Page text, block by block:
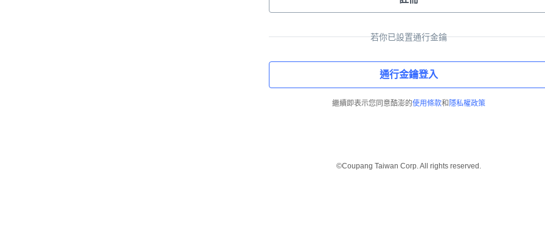
若你已設置通行金鑰
通行金鑰登入
繼續即表示您同意酷澎的使用條款和 隱私權政策
©Coupang Taiwan Corp. All rights reserved.